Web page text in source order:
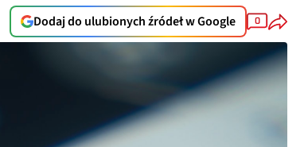
Dodaj do ulubionych źródeł w Google 0